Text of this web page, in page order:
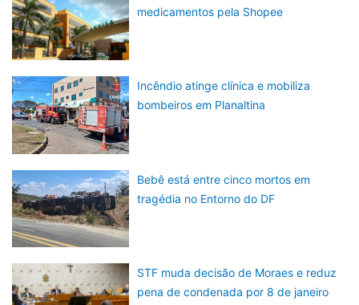
medicamentos pela Shopee
Incêndio atinge clínica e mobiliza
bombeiros em Planaltina
Bebê está entre cinco mortos em
tragédia no Entorno do DF
STF muda decisão de Moraes e reduz
pena de condenada por 8 de janeiro